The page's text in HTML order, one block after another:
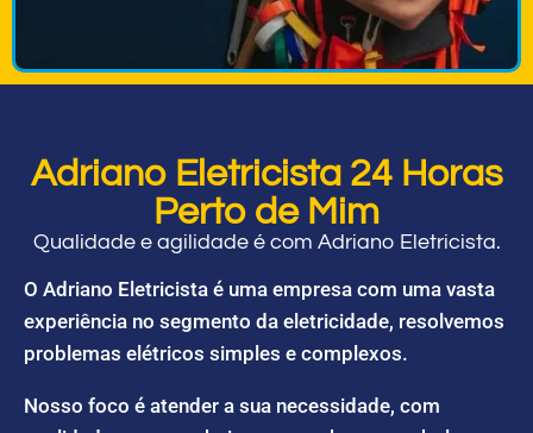
Adriano Eletricista 24 Horas
Perto de Mim
Qualidade e agilidade é com Adriano Eletricista.
O Adriano Eletricista é uma empresa com uma vasta
experiência no segmento da eletricidade, resolvemos
problemas elétricos simples e complexos.
Nosso foco é atender a sua necessidade, com